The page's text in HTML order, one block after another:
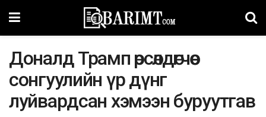
Доналд Трамп өрсөлдөгчөө
сонгуулийн үр дүнг
луйвардсан хэмээн буруутгав